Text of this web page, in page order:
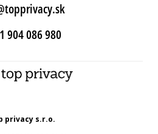
904 086 980
privacy s.r.o.